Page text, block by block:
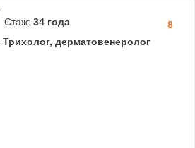
8
Стаж: 34 года
Трихолог, дерматовенеролог